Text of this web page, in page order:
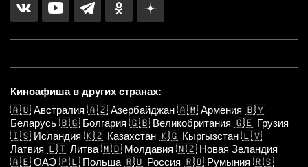
Киноафиша в других странах:
🇦🇺 Австралия 🇦🇿 Азербайджан 🇦🇲 Армения 🇧🇾
Беларусь 🇧🇬 Болгария 🇬🇧 Великобритания 🇬🇪 Грузия
🇮🇸 Исландия 🇰🇿 Казахстан 🇰🇬 Кыргызстан 🇱🇻
Латвия 🇱🇹 Литва 🇲🇩 Молдавия 🇳🇿 Новая Зеландия
🇦🇪 ОАЭ 🇵🇱 Польша 🇷🇺 Россия 🇷🇴 Румыния 🇷🇸